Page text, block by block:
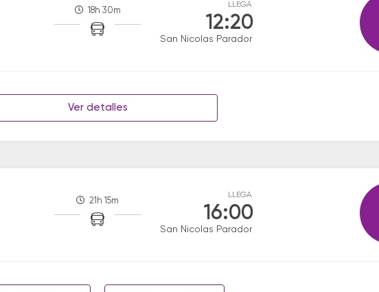
18h 30m
LLEGA
12:20
San Nicolas Parador
Ver detalles
21h 15m
LLEGA
16:00
San Nicolas Parador